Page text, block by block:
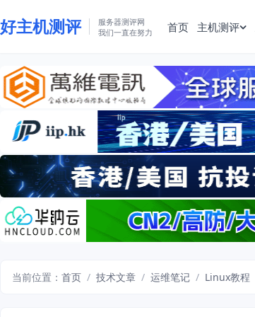
好主机测评
服务器测评网
我们一直在努力
首页 主机测评
当前位置： 首页 / 技术文章 / 运维笔记 / Linux教程